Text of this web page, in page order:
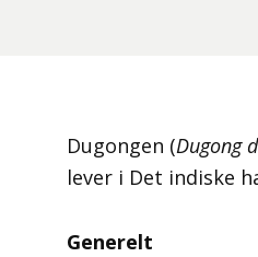
Dugongen (Dugong
lever i Det indiske
Generelt